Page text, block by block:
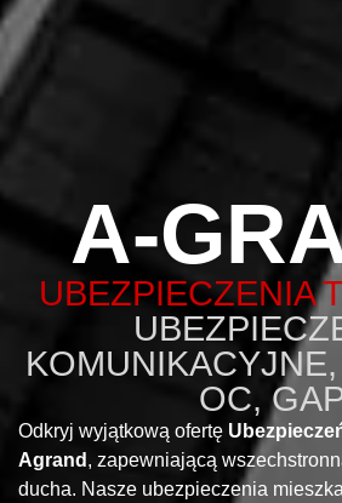
A-
UBEZPIECZENIA
OC,
Odkryj wyjątkową ofertę
Agrand , zapewniającą
ducha. Nasze ubezpieczenia